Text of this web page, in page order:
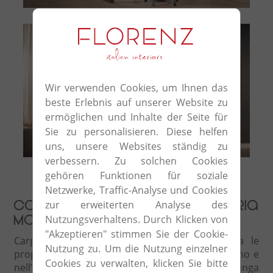
Parete Mistral
Carpanelli: Alta ebanisteria
made in Italy.
Carpanelli è un’azienda familiare che affonda le
proprie radici nella lavorazione artistica del legno e
nell’ebanisteria di altissimo livello. Una lunga
Wir verwenden Cookies, um Ihnen das
beste Erlebnis auf unserer Website zu
ermöglichen und Inhalte der Seite für
Sie zu personalisieren. Diese helfen
uns, unsere Websites ständig zu
verbessern. Zu solchen Cookies
gehören Funktionen für soziale
Netzwerke, Traffic-Analyse und Cookies
zur erweiterten Analyse des
Nutzungsverhaltens. Durch Klicken von
"Akzeptieren" stimmen Sie der Cookie-
Nutzung zu. Um die Nutzung einzelner
Cookies zu verwalten, klicken Sie bitte